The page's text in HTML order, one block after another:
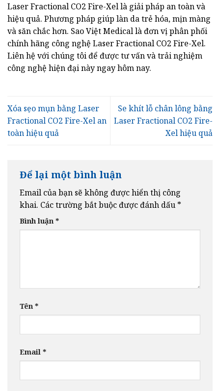
Laser Fractional CO2 Fire-Xel là giải pháp an toàn và
hiệu quả. Phương pháp giúp làn da trẻ hóa, mịn màng
và săn chắc hơn. Sao Việt Medical là đơn vị phân phối
chính hãng công nghệ Laser Fractional CO2 Fire-Xel.
Liên hệ với chúng tôi để được tư vấn và trải nghiệm
công nghệ hiện đại này ngay hôm nay.
Xóa sẹo mụn bằng Laser
Fractional CO2 Fire-Xel an
toàn hiệu quả
Se khít lỗ chân lông bằng
Laser Fractional CO2 Fire-
Xel hiệu quả
Để lại một bình luận
Email của bạn sẽ không được hiển thị công
khai. Các trường bắt buộc được đánh dấu *
Bình luận *
Tên *
Email *